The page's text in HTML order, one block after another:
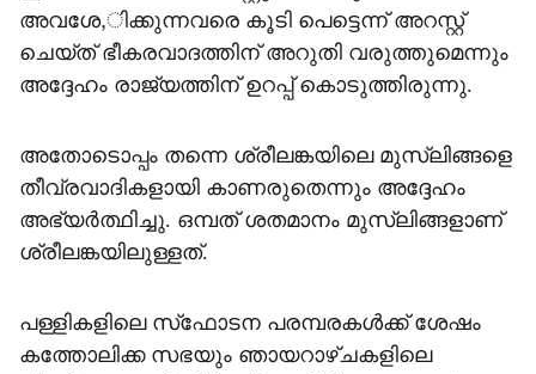
അവശേ,ിക്കുന്നവരെ കൂടി പെട്ടെന്ന് അറസ്റ്റ്
ചെയ്ത് ഭീകരവാദത്തിന് അറുതി വരുത്തുമെന്നും
അദ്ദേഹം രാജ്യത്തിന് ഉറപ്പ് കൊടുത്തിരുന്നു.
അതോടൊപ്പം തന്നെ ശ്രീലങ്കയിലെ മുസ്ലിങ്ങളെ
തീവ്രവാദികളായി കാണരുതെന്നും അദ്ദേഹം
അഭ്യര്‍ത്ഥിച്ചു. ഒമ്പത് ശതമാനം മുസ്ലിങ്ങളാണ്
ശ്രീലങ്കയിലുള്ളത്.
പള്ളികളിലെ സ്‌ഫോടന പരമ്പരകള്‍ക്ക് ശേഷം
കത്തോലിക്ക സഭയും ഞായറാഴ്ചകളിലെ